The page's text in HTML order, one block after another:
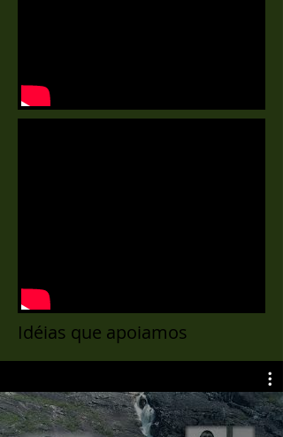
Idéias que apoiamos